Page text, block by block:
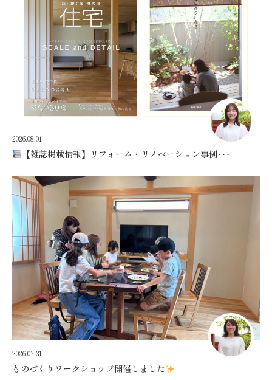
2026.08.01
【雑誌掲載情報】リフォーム・リノベーション事例･･･
2026.07.31
ものづくりワークショップ開催しました